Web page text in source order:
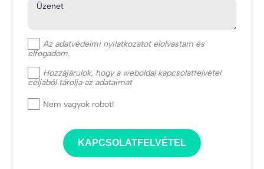
Üzenet
Az adatvédelmi nyilatkozatot elolvastam és
elfogadom.
Hozzájárulok, hogy a weboldal kapcsolatfelvétel
céljából tárolja az adataimat
Nem vagyok robot!
KAPCSOLATFELVÉTEL